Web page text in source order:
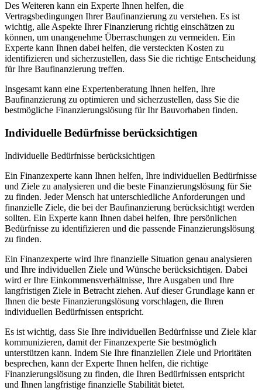
Des Weiteren kann ein Experte Ihnen helfen, die
Vertragsbedingungen Ihrer Baufinanzierung zu verstehen. Es ist
wichtig, alle Aspekte Ihrer Finanzierung richtig einschätzen zu
können, um unangenehme Überraschungen zu vermeiden. Ein
Experte kann Ihnen dabei helfen, die versteckten Kosten zu
identifizieren und sicherzustellen, dass Sie die richtige Entscheidung
für Ihre Baufinanzierung treffen.
Insgesamt kann eine Expertenberatung Ihnen helfen, Ihre
Baufinanzierung zu optimieren und sicherzustellen, dass Sie die
bestmögliche Finanzierungslösung für Ihr Bauvorhaben finden.
Individuelle Bedürfnisse berücksichtigen
Individuelle Bedürfnisse berücksichtigen
Ein Finanzexperte kann Ihnen helfen, Ihre individuellen Bedürfnisse
und Ziele zu analysieren und die beste Finanzierungslösung für Sie
zu finden. Jeder Mensch hat unterschiedliche Anforderungen und
finanzielle Ziele, die bei der Baufinanzierung berücksichtigt werden
sollten. Ein Experte kann Ihnen dabei helfen, Ihre persönlichen
Bedürfnisse zu identifizieren und die passende Finanzierungslösung
zu finden.
Ein Finanzexperte wird Ihre finanzielle Situation genau analysieren
und Ihre individuellen Ziele und Wünsche berücksichtigen. Dabei
wird er Ihre Einkommensverhältnisse, Ihre Ausgaben und Ihre
langfristigen Ziele in Betracht ziehen. Auf dieser Grundlage kann er
Ihnen die beste Finanzierungslösung vorschlagen, die Ihren
individuellen Bedürfnissen entspricht.
Es ist wichtig, dass Sie Ihre individuellen Bedürfnisse und Ziele klar
kommunizieren, damit der Finanzexperte Sie bestmöglich
unterstützen kann. Indem Sie Ihre finanziellen Ziele und Prioritäten
besprechen, kann der Experte Ihnen helfen, die richtige
Finanzierungslösung zu finden, die Ihren Bedürfnissen entspricht
und Ihnen langfristige finanzielle Stabilität bietet.